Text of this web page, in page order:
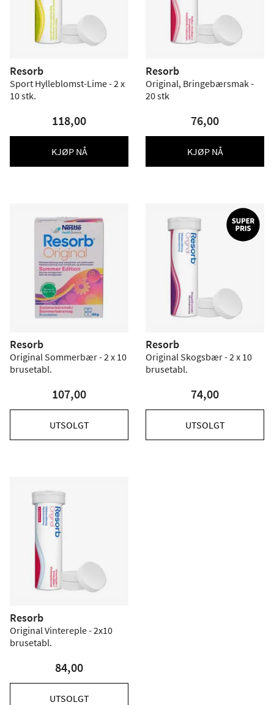
Resorb
Sport Hylleblomst-Lime - 2 x
10 stk.
118,00
KJØP NÅ
Resorb
Original, Bringebærsmak -
20 stk
76,00
KJØP NÅ
Resorb
Original Sommerbær - 2 x 10
brusetabl.
107,00
UTSOLGT
Resorb
Original Skogsbær - 2 x 10
brusetabl.
74,00
UTSOLGT
Resorb
Original Vintereple - 2x10
brusetabl.
84,00
UTSOLGT